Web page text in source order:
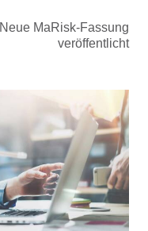
Neue MaRisk-Fassung
veröffentlicht